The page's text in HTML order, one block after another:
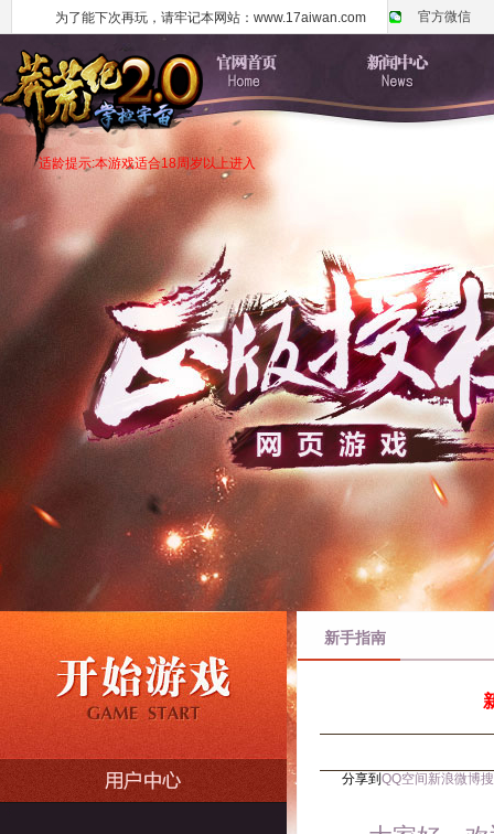
为了能下次再玩，请牢记本网站：www.17aiwan.com 官方微信
适龄提示:本游戏适合18周岁以上进入
新手指南
分享到 QQ空间 新浪微博